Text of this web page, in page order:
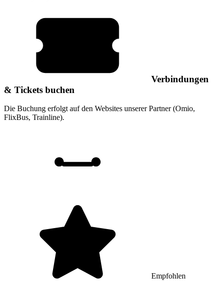
Verbindungen
& Tickets buchen
Die Buchung erfolgt auf den Websites unserer Partner (Omio,
FlixBus, Trainline).
Empfohlen